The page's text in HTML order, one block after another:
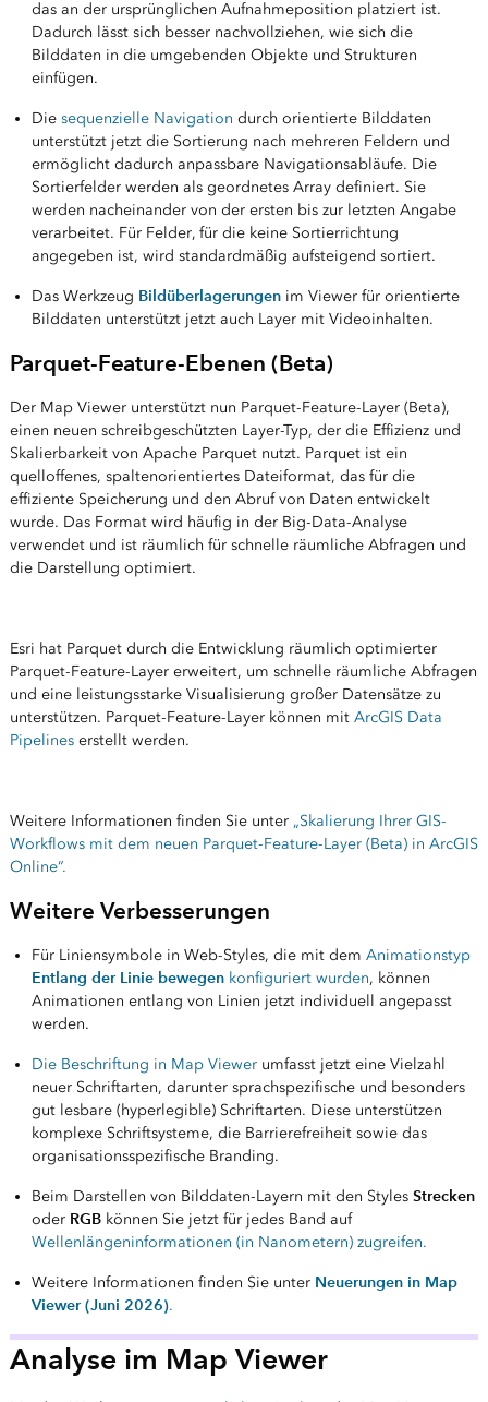
das an der ursprünglichen Aufnahmeposition platziert ist.
Dadurch lässt sich besser nachvollziehen, wie sich die
Bilddaten in die umgebenden Objekte und Strukturen
einfügen.
Die sequenzielle Navigation durch orientierte Bilddaten
unterstützt jetzt die Sortierung nach mehreren Feldern und
ermöglicht dadurch anpassbare Navigationsabläufe. Die
Sortierfelder werden als geordnetes Array definiert. Sie
werden nacheinander von der ersten bis zur letzten Angabe
verarbeitet. Für Felder, für die keine Sortierrichtung
angegeben ist, wird standardmäßig aufsteigend sortiert.
Das Werkzeug Bildüberlagerungenim Viewer für orientierte
Bilddaten unterstützt jetzt auch Layer mit Videoinhalten.
Parquet-Feature-Ebenen (Beta)
Der Map Viewer unterstützt nun Parquet-Feature-Layer (Beta),
einen neuen schreibgeschützten Layer-Typ, der die Effizienz und
Skalierbarkeit von Apache Parquet nutzt. Parquet ist ein
quelloffenes, spaltenorientiertes Dateiformat, das für die
effiziente Speicherung und den Abruf von Daten entwickelt
wurde. Das Format wird häufig in der Big-Data-Analyse
verwendet und ist räumlich für schnelle räumliche Abfragen und
die Darstellung optimiert.
Esri hat Parquet durch die Entwicklung räumlich optimierter
Parquet-Feature-Layer erweitert, um schnelle räumliche Abfragen
und eine leistungsstarke Visualisierung großer Datensätze zu
unterstützen. Parquet-Feature-Layer können mit ArcGIS Data
Pipelineserstellt werden.
Weitere Informationen finden Sie unter „Skalierung Ihrer GIS-
Workflows mit dem neuen Parquet-Feature-Layer (Beta) in ArcGIS
Online“.
Weitere Verbesserungen
Für Liniensymbole in Web-Styles, die mit dem Animationstyp
Entlang der Linie bewegenkonfiguriert wurden, können
Animationen entlang von Linien jetzt individuell angepasst
werden.
Die Beschriftung in Map Viewerumfasst jetzt eine Vielzahl
neuer Schriftarten, darunter sprachspezifische und besonders
gut lesbare (hyperlegible) Schriftarten. Diese unterstützen
komplexe Schriftsysteme, die Barrierefreiheit sowie das
organisationsspezifische Branding.
Beim Darstellen von Bilddaten-Layern mit den Styles Strecken
oder RGBkönnen Sie jetzt für jedes Band auf
Wellenlängeninformationen (in Nanometern) zugreifen.
Weitere Informationen finden Sie unter Neuerungen in Map
Viewer (Juni 2026).
Analyse im Map Viewer